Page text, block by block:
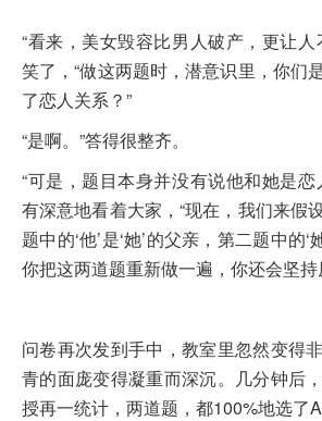
“看来，美女毁容比男人破产，更让人
笑了，“做这两题时，潜意识里，你们
了恋人关系？”
“是啊。”答得很整齐。
“可是，题目本身并没有说他和她是
有深意地看着大家，“现在，我们来假
题中的‘他’是‘她’的父亲，第二题中的‘
你把这两道题重新做一遍，你还会坚持
问卷再次发到手中，教室里忽然变得
青的面庞变得凝重而深沉。几分钟后
授再一统计，两道题，都100%地选了